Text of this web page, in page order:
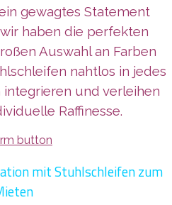
gewagtes Statement
haben die perfekten
Auswahl an Farben
nahtlos in jedes
und verleihen
Raffinesse.
mit Stuhlschleifen zum